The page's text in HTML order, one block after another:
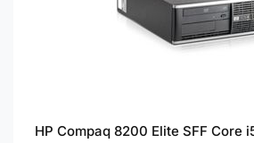
HP Compaq 8200 Elite SFF Core